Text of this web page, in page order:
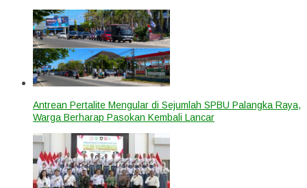
Antrean Pertalite Mengular di Sejumlah SPBU Palangka Raya,
Warga Berharap Pasokan Kembali Lancar